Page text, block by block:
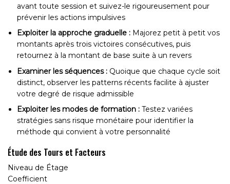
avant toute session et suivez-le rigoureusement pour
prévenir les actions impulsives
Exploiter la approche graduelle : Majorez petit à petit vos
montants après trois victoires consécutives, puis
retournez à la montant de base suite à un revers
Examiner les séquences : Quoique que chaque cycle soit
distinct, observer les patterns récents facilite à ajuster
votre degré de risque admissible
Exploiter les modes de formation : Testez variées
stratégies sans risque monétaire pour identifier la
méthode qui convient à votre personnalité
Étude des Tours et Facteurs
Niveau de Étage
Coefficient